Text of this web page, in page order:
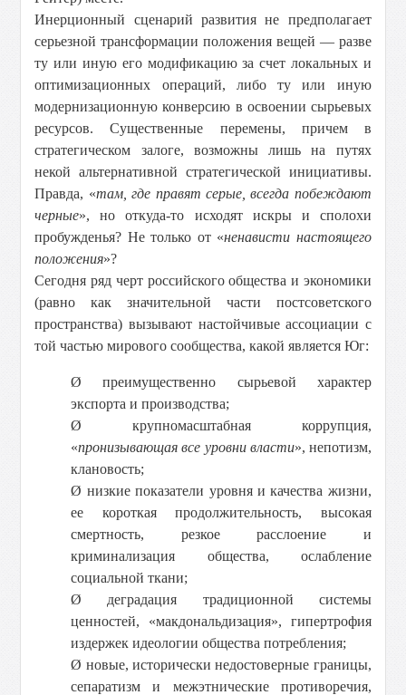
Инерционный сценарий развития не предполагает
серьезной трансформации положения вещей — разве
ту или иную его модификацию за счет локальных и
оптимизационных операций, либо ту или иную
модернизационную конверсию в освоении сырьевых
ресурсов. Существенные перемены, причем в
стратегическом залоге, возможны лишь на путях
некой альтернативной стратегической инициативы.
Правда, «там, где правят серые, всегда побеждают
черные», но откуда-то исходят искры и сполохи
пробужденья? Не только от «ненависти настоящего
положения»?
Сегодня ряд черт российского общества и экономики
(равно как значительной части постсоветского
пространства) вызывают настойчивые ассоциации с
той частью мирового сообщества, какой является Юг:
Øпреимущественно сырьевой характер
экспорта и производства;
Ø крупномасштабная коррупция,
«пронизывающая все уровни власти», непотизм,
клановость;
Ø низкие показатели уровня и качества жизни,
ее короткая продолжительность, высокая
смертность, резкое расслоение и
криминализация общества, ослабление
социальной ткани;
Ø деградация традиционной системы
ценностей, «макдональдизация», гипертрофия
издержек идеологии общества потребления;
Ø новые, исторически недостоверные границы,
сепаратизм и межэтнические противоречия,